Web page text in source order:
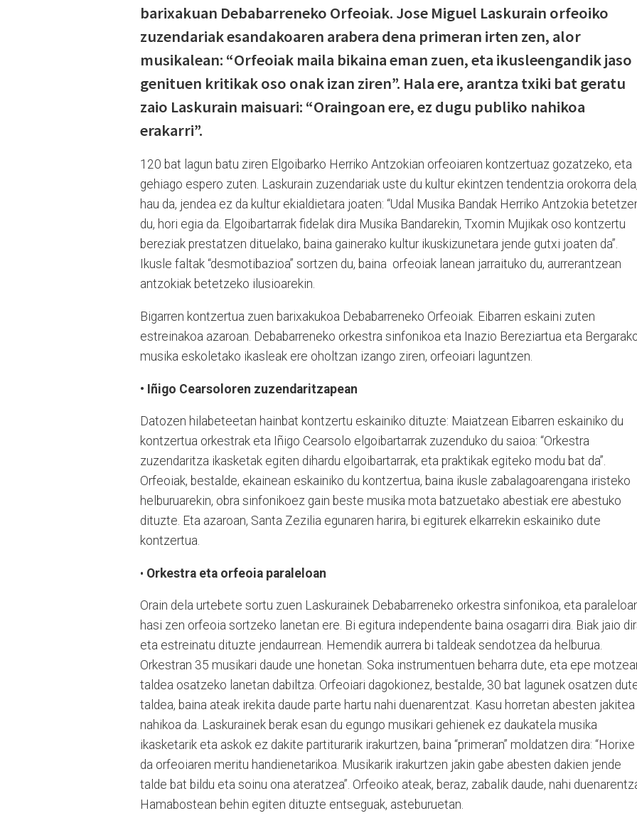
barixakuan Debabarreneko Orfeoiak. Jose Miguel Laskurain orfeoiko
zuzendariak esandakoaren arabera dena primeran irten zen, alor
musikalean: “Orfeoiak maila bikaina eman zuen, eta ikusleengandik jaso
genituen kritikak oso onak izan ziren”. Hala ere, arantza txiki bat geratu
zaio Laskurain maisuari: “Oraingoan ere, ez dugu publiko nahikoa
erakarri”.
120 bat lagun batu ziren Elgoibarko Herriko Antzokian orfeoiaren kontzertuaz gozatzeko, eta
gehiago espero zuten. Laskurain zuzendariak uste du kultur ekintzen tendentzia orokorra dela,
hau da, jendea ez da kultur ekialdietara joaten: “Udal Musika Bandak Herriko Antzokia
du, hori egia da. Elgoibartarrak fidelak dira Musika Bandarekin, Txomin Mujikak oso kontzertu
bereziak prestatzen dituelako, baina gainerako kultur ikuskizunetara jende gutxi joaten da”.
Ikusle faltak “desmotibazioa” sortzen du, baina orfeoiak lanean jarraituko du, aurrerantzean
antzokiak betetzeko ilusioarekin.
Bigarren kontzertua zuen barixakukoa Debabarreneko Orfeoiak. Eibarren eskaini zuten
estreinakoa azaroan. Debabarreneko orkestra sinfonikoa eta Inazio Bereziartua eta
musika eskoletako ikasleak ere oholtzan izango ziren, orfeoiari laguntzen.
• Iñigo Cearsoloren zuzendaritzapean
Datozen hilabeteetan hainbat kontzertu eskainiko dituzte: Maiatzean Eibarren eskainiko du
kontzertua orkestrak eta Iñigo Cearsolo elgoibartarrak zuzenduko du saioa: “Orkestra
zuzendaritza ikasketak egiten dihardu elgoibartarrak, eta praktikak egiteko modu bat da”.
Orfeoiak, bestalde, ekainean eskainiko du kontzertua, baina ikusle zabalagoarengana iristeko
helburuarekin, obra sinfonikoez gain beste musika mota batzuetako abestiak ere abestuko
dituzte. Eta azaroan, Santa Zezilia egunaren harira, bi egiturek elkarrekin eskainiko dute
kontzertua.
• Orkestra eta orfeoia paraleloan
Orain dela urtebete sortu zuen Laskurainek Debabarreneko orkestra sinfonikoa, eta
hasi zen orfeoia sortzeko lanetan ere. Bi egitura independente baina osagarri dira. Biak jaio
eta estreinatu dituzte jendaurrean. Hemendik aurrera bi taldeak sendotzea da helburua.
Orkestran 35 musikari daude une honetan. Soka instrumentuen beharra dute, eta epe
taldea osatzeko lanetan dabiltza. Orfeoiari dagokionez, bestalde, 30 bat lagunek osatzen
taldea, baina ateak irekita daude parte hartu nahi duenarentzat. Kasu horretan abesten jakitea
nahikoa da. Laskurainek berak esan du egungo musikari gehienek ez daukatela musika
ikasketarik eta askok ez dakite partiturarik irakurtzen, baina “primeran” moldatzen dira: “Horixe
da orfeoiaren meritu handienetarikoa. Musikarik irakurtzen jakin gabe abesten dakien jende
talde bat bildu eta soinu ona ateratzea”. Orfeoiko ateak, beraz, zabalik daude, nahi
Hamabostean behin egiten dituzte entseguak, asteburuetan.